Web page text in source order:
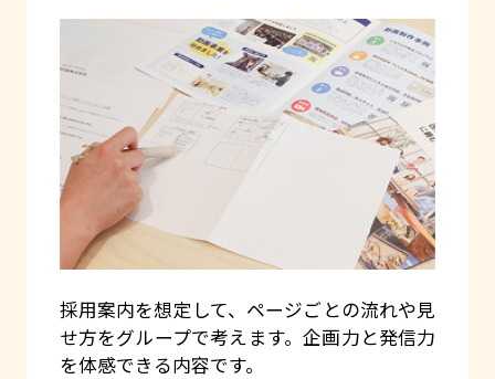
採用案内を想定して、ページごとの流れや見
せ方をグループで考えます。企画力と発信力
を体感できる内容です。